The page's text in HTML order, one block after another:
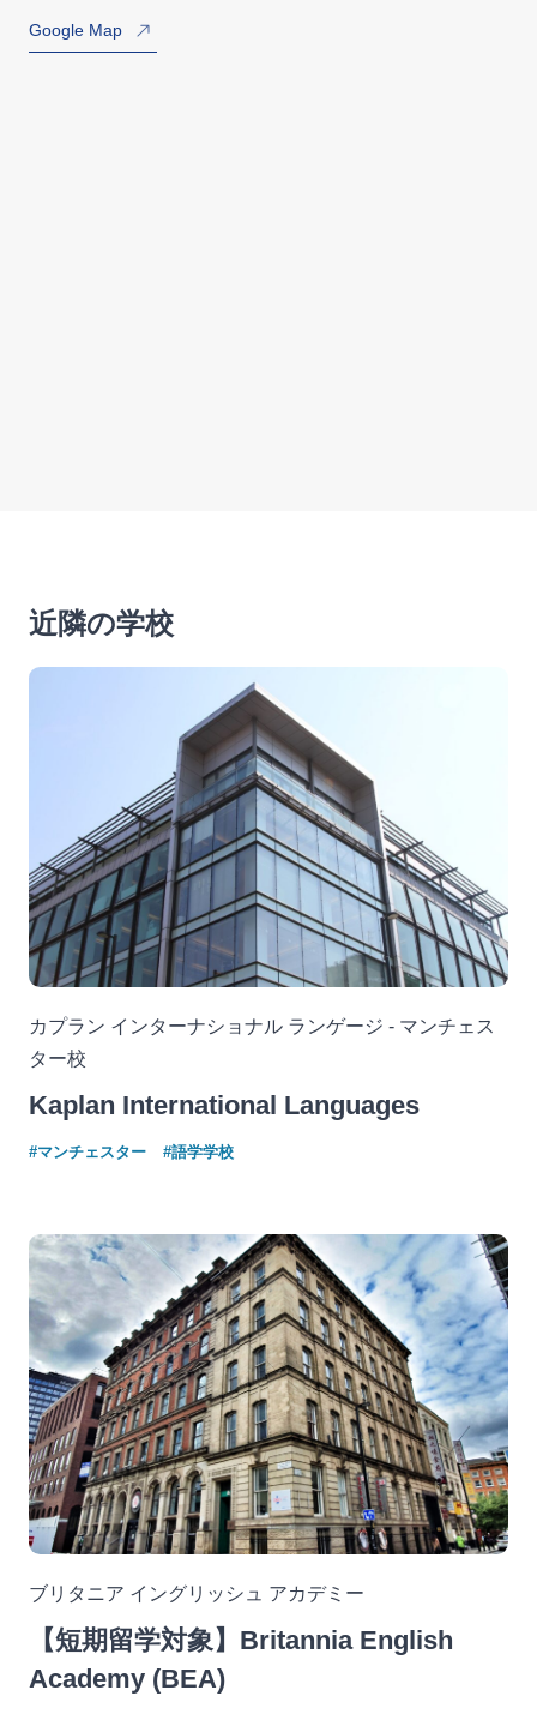
Google Map
近隣の学校
カプラン インターナショナル ランゲージ - マンチェス
ター校
Kaplan International Languages
#マンチェスター #語学学校
ブリタニア イングリッシュ アカデミー
【短期留学対象】Britannia English
Academy (BEA)